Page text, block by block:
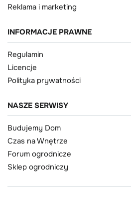
Reklama i marketing
INFORMACJE PRAWNE
Regulamin
Licencje
Polityka prywatności
NASZE SERWISY
Budujemy Dom
Czas na Wnętrze
Forum ogrodnicze
Sklep ogrodniczy